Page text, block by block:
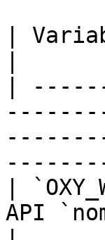
|
|
|
API